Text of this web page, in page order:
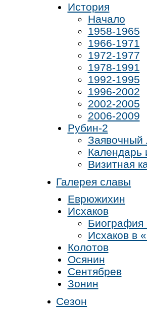
История
Начало
1958-1965
1966-1971
1972-1977
1978-1991
1992-1995
1996-2002
2002-2005
2006-2009
Рубин-2
Заявочный
Календарь
Визитная
Галерея славы
Еврюжихин
Исхаков
Биография
Исхаков в
Колотов
Осянин
Сентябрев
Зонин
Сезон